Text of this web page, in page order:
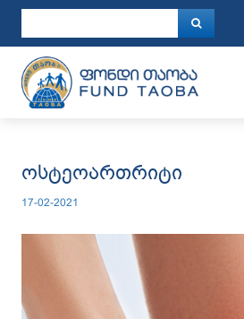
ოსტეოართრიტი
17-02-2021